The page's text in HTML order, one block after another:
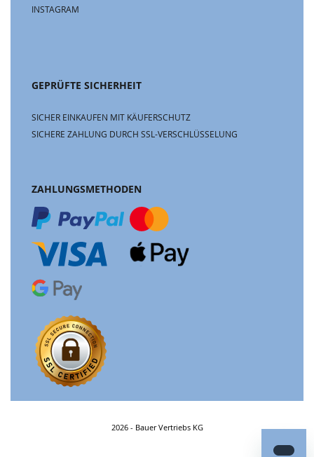
INSTAGRAM
GEPRÜFTE SICHERHEIT
SICHER EINKAUFEN MIT KÄUFERSCHUTZ
SICHERE ZAHLUNG DURCH SSL-VERSCHLÜSSELUNG
ZAHLUNGSMETHODEN
2026 - Bauer Vertriebs KG